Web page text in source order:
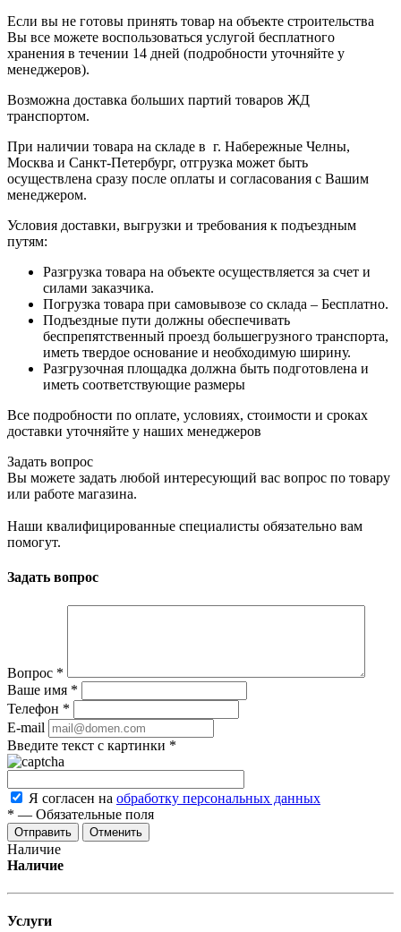
Если вы не готовы принять товар на объекте строительства
Вы все можете воспользоваться услугой бесплатного
хранения в течении 14 дней (подробности уточняйте у
менеджеров).
Возможна доставка больших партий товаров ЖД
транспортом.
При наличии товара на складе в г. Набережные Челны,
Москва и Санкт-Петербург, отгрузка может быть
осуществлена сразу после оплаты и согласования с Вашим
менеджером.
Условия доставки, выгрузки и требования к подъездным
путям:
Разгрузка товара на объекте осуществляется за счет и
силами заказчика.
Погрузка товара при самовывозе со склада – Бесплатно.
Подъездные пути должны обеспечивать
беспрепятственный проезд большегрузного транспорта,
иметь твердое основание и необходимую ширину.
Разгрузочная площадка должна быть подготовлена и
иметь соответствующие размеры
Все подробности по оплате, условиях, стоимости и сроках
доставки уточняйте у наших менеджеров
Задать вопрос
Вы можете задать любой интересующий вас вопрос по товару
или работе магазина.
Наши квалифицированные специалисты обязательно вам
помогут.
Задать вопрос
Вопрос *
Ваше имя *
Телефон *
E-mail
Введите текст с картинки *
Я согласен на обработку персональных данных
* — Обязательные поля
Отменить
Наличие
Наличие
Услуги